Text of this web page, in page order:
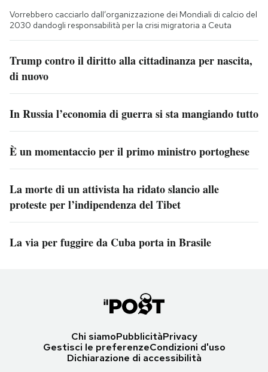
Vorrebbero cacciarlo dall’organizzazione dei Mondiali di calcio del
2030 dandogli responsabilità per la crisi migratoria a Ceuta
Trump contro il diritto alla cittadinanza per nascita,
di nuovo
In Russia l’economia di guerra si sta mangiando tutto
È un momentaccio per il primo ministro portoghese
La morte di un attivista ha ridato slancio alle
proteste per l’indipendenza del Tibet
La via per fuggire da Cuba porta in Brasile
Chi siamoPubblicitàPrivacy
Gestisci le preferenzeCondizioni d'uso
Dichiarazione di accessibilità